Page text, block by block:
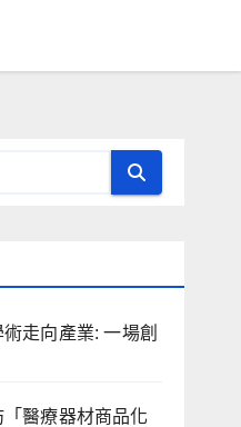
走向產業: ⼀場創
「醫療器材商品化